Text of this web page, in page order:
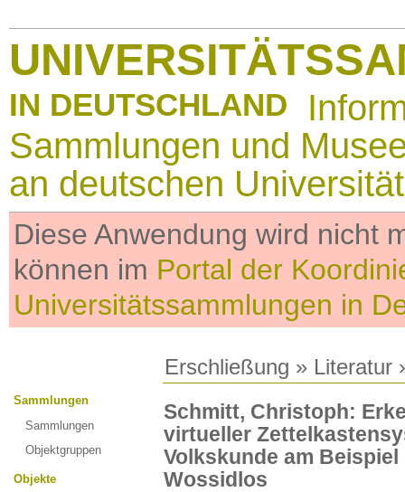
IN DEUTSCHLAND
Sammlungen und
an deutschen
Diese Anwendung wird nicht
können im Portal der
Universitätssammlungen in
Erschließung » Literatur
Sammlungen
Sammlungen
Objektgruppen
Objekte
Schmitt, Christoph:
virtueller
Volkskunde am
Wossidlos